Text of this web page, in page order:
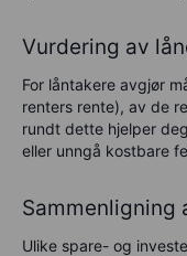
Vurdering av
For låntakere avgjør
renters rente), av de
rundt dette hjelper
eller unngå kostbare
Sammenligning
Ulike spare- og